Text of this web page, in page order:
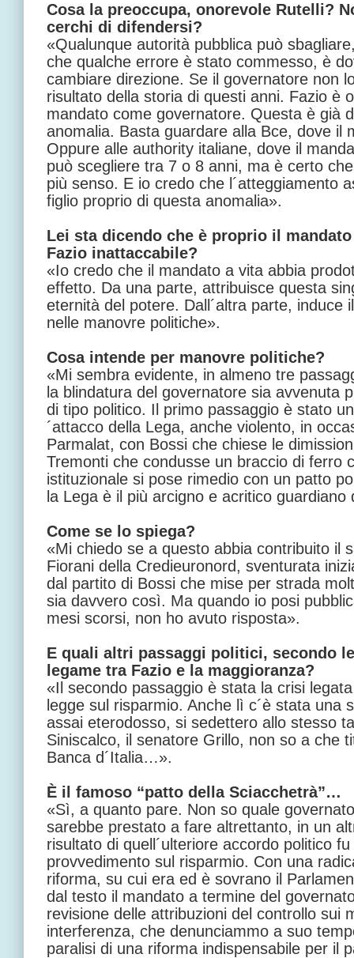
Cosa la preoccupa, onorevole Rutelli?
cerchi di difendersi?
«Qualunque autorità pubblica può
che qualche errore è stato commesso, è
cambiare direzione. Se il governatore non
risultato della storia di questi anni. Fazio è
mandato come governatore. Questa è già
anomalia. Basta guardare alla Bce, dove il
Oppure alle authority italiane, dove il
può scegliere tra 7 o 8 anni, ma è certo
più senso. E io credo che l´atteggiamento
figlio proprio di questa anomalia».
Lei sta dicendo che è proprio il
Fazio inattaccabile?
«Io credo che il mandato a vita abbia
effetto. Da una parte, attribuisce questa
eternità del potere. Dall´altra parte, induce
nelle manovre politiche».
Cosa intende per manovre politiche?
«Mi sembra evidente, in almeno tre
la blindatura del governatore sia avvenuta
di tipo politico. Il primo passaggio è stato
´attacco della Lega, anche violento, in
Parmalat, con Bossi che chiese le
Tremonti che condusse un braccio di ferro
istituzionale si pose rimedio con un patto
la Lega è il più arcigno e acritico guardiano
Come se lo spiega?
«Mi chiedo se a questo abbia contribuito il
Fiorani della Credieuronord, sventurata
dal partito di Bossi che mise per strada
sia davvero così. Ma quando io posi
mesi scorsi, non ho avuto risposta».
E quali altri passaggi politici, secondo
legame tra Fazio e la maggioranza?
«Il secondo passaggio è stata la crisi
legge sul risparmio. Anche lì c´è stata una
assai eterodosso, si sedettero allo stesso
Siniscalco, il senatore Grillo, non so a che
Banca d´Italia…».
È il famoso “patto della Sciacchetrà”…
«Sì, a quanto pare. Non so quale
sarebbe prestato a fare altrettanto, in un
risultato di quell´ulteriore accordo politico
provvedimento sul risparmio. Con una
riforma, su cui era ed è sovrano il
dal testo il mandato a termine del
revisione delle attribuzioni del controllo sui
interferenza, che denunciammo a suo
paralisi di una riforma indispensabile per il